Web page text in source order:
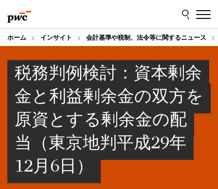
to
content
to
footer
ホーム インサイト 会計基準や税制、法令等に関するニュース
税務判例検討：資本剰余
金と利益剰余金の双方を
原資とする剰余金の配
当（東京地判平成29年
12月6日）